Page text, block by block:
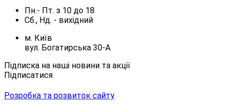
Пн.- Пт. з 10 до 18
Сб., Нд. - вихідний
м. Київ
вул. Богатирська 30-А
Підписка на наші новини та акції
Підписатися
Розробка та розвиток сайту